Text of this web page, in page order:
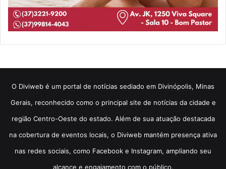
​O Diviweb é um portal de notícias sediado em Divinópolis, Minas
Gerais, reconhecido como o principal site de notícias da cidade e
região Centro-Oeste do estado. Além de sua atuação destacada
na cobertura de eventos locais, o Diviweb mantém presença ativa
nas redes sociais, como Facebook e Instagram, ampliando seu
alcance e engajamento com o público.